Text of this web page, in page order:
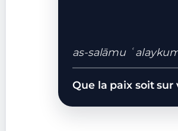
as-salāmu
Que la paix soit